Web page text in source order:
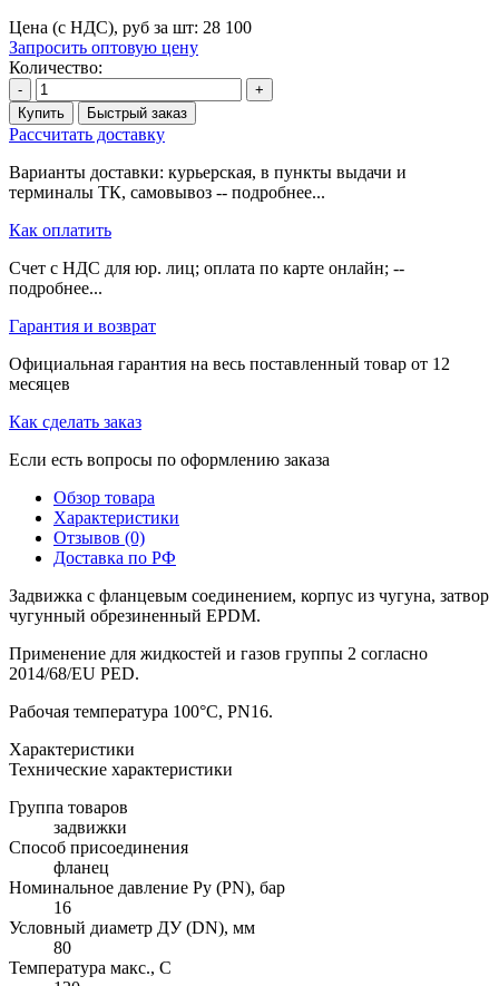
Цена (с НДС), руб за шт: 28 100
Запросить оптовую цену
Количество:
-
+
Купить
Быстрый заказ
Рассчитать доставку
Варианты доставки: курьерская, в пункты выдачи и
терминалы ТК, самовывоз -- подробнее...
Как оплатить
Счет с НДС для юр. лиц; оплата по карте онлайн; --
подробнее...
Гарантия и возврат
Официальная гарантия на весь поставленный товар от 12
месяцев
Как сделать заказ
Если есть вопросы по оформлению заказа
Обзор товара
Характеристики
Отзывов (0)
Доставка по РФ
Задвижка с фланцевым соединением, корпус из чугуна, затвор
чугунный обрезиненный EPDM.
Применение для жидкостей и газов группы 2 согласно
2014/68/EU PED.
Рабочая температура 100°С, PN16.
Характеристики
Технические характеристики
Группа товаров
задвижки
Способ присоединения
фланец
Номинальное давление Ру (PN), бар
16
Условный диаметр ДУ (DN), мм
80
Температура макс., С